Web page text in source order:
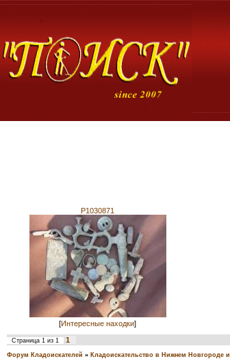
P1030871
[Интересные находки]
Страница 1 из 1 1
Форум Кладоискателей » Кладоискательство в Нижнем Новгороде